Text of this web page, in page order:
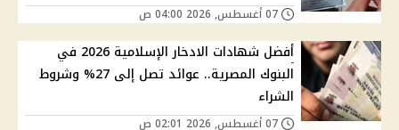
أفضل شهادات الادخار الإسلامية 2026 في
البنوك المصرية.. عوائد تصل إلى 27% وشروط
الشراء